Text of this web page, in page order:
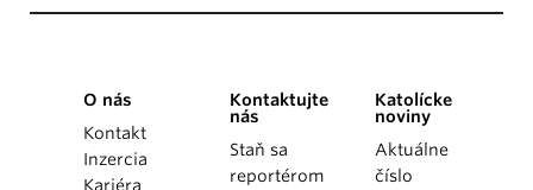
O nás
Kontakt
Inzercia
Kariéra
Kontaktujte
nás
Staň sa
reportérom
Katolícke
noviny
Aktuálne
číslo